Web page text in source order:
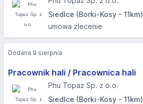
Siedlce (Borki-Kosy - 11km)
umowa zlecenie
Pracownik hali / Pracownica hali
Phu Topaz Sp. z o.o.
Siedlce (Borki-Kosy - 11km)
Dodana 9 sierpnia